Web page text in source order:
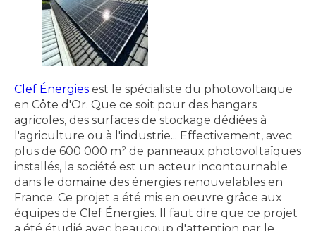
Clef Énergies est le spécialiste du photovoltaïque
en Côte d'Or. Que ce soit pour des hangars
agricoles, des surfaces de stockage dédiées à
l'agriculture ou à l'industrie... Effectivement, avec
plus de 600 000 m² de panneaux photovoltaïques
installés, la société est un acteur incontournable
dans le domaine des énergies renouvelables en
France. Ce projet a été mis en oeuvre grâce aux
équipes de Clef Énergies. Il faut dire que ce projet